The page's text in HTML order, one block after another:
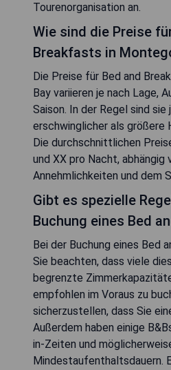
Tourenorganisation an.
Wie sind die Preise
Breakfasts in
Die Preise für Bed and
Bay variieren je nach Lage,
Saison. In der Regel sind sie
erschwinglicher als größere
Die durchschnittlichen
und XX pro Nacht, abhängig
Annehmlichkeiten und dem
Gibt es spezielle
Buchung eines Bed
Bei der Buchung eines Bed
Sie beachten, dass viele
begrenzte
empfohlen im Voraus zu
sicherzustellen, dass Sie
Außerdem haben einige
in-Zeiten und
Mindestaufenthaltsdauern.